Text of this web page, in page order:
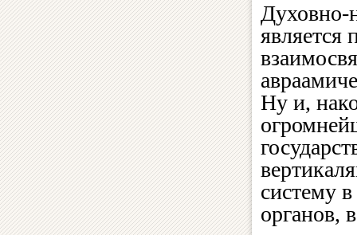
Духовно-
является
Ну и,
систему
органов,